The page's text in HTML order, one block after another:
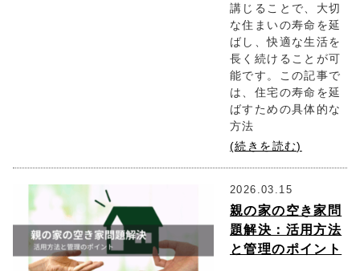
講じることで、大切
な住まいの寿命を延
ばし、快適な生活を
長く続けることが可
能です。この記事で
は、住宅の寿命を延
ばすための具体的な
方法
(続きを読む)
2026.03.15
親の家の空き家問
題解決：活用方法
と管理のポイント